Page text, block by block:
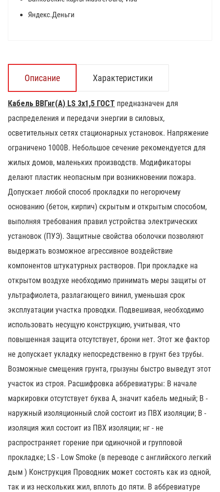
Яндекс.Деньги
Описание Характеристики
Кабель ВВГнг(А) LS 3х1,5 ГОСТ предназначен для
распределения и передачи энергии в силовых,
осветительных сетях стационарных установок. Напряжение
ограничено 1000В. Небольшое сечение рекомендуется для
жилых домов, маленьких производств. Модификаторы
делают пластик неопасным при возникновении пожара.
Допускает любой способ прокладки по негорючему
основанию (бетон, кирпич) скрытым и открытым способом,
выполняя требования правил устройства электрических
установок (ПУЭ). Защитные свойства оболочки позволяют
выдержать возможное агрессивное воздействие
компонентов штукатурных растворов. При прокладке на
открытом воздухе необходимо принимать меры защиты от
ультрафиолета, разлагающего винил, уменьшая срок
эксплуатации участка проводки. Подвешивая, необходимо
использовать несущую конструкцию, учитывая, что
повышенная защита отсутствует, брони нет. Этот же фактор
не допускает укладку непосредственно в грунт без трубы.
Возможные смещения грунта, грызуны быстро выведут этот
участок из строя. Расшифровка аббревиатуры: В начале
маркировки отсутствует буква А, значит кабель медный; В -
наружный изоляционный слой состоит из ПВХ изоляции; В -
изоляция жил состоит из ПВХ изоляции; нг - не
распространяет горение при одиночной и групповой
прокладке; LS - Low Smoke (в переводе с английского легкий
дым ) Конструкция Проводник может состоять как из одной,
так и из нескольких жил, вплоть до пяти. В аббревиатуре